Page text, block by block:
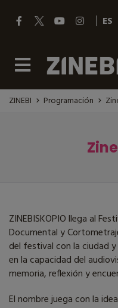
ES
ZINEBI Programación
ZINEBISKOPIO llega al
Documental y
del festival con la ciudad
en la capacidad del
memoria, reflexión y
El nombre juega con la